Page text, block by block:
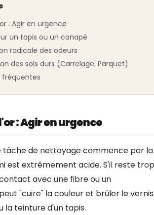
: Agir en urgence
un tapis ou un canapé
radicale des odeurs
des sols durs (Carrelage, Parquet)
fréquentes
: Agir en urgence
tâche de nettoyage commence par la
est extrêmement acide. S'il reste trop
avec une fibre ou un
"cuire" la couleur et brûler le vernis
la teinture d'un tapis.